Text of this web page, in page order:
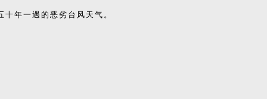
年一遇的恶劣台风天气。